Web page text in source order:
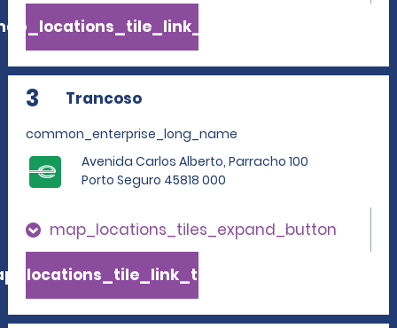
3 Trancoso
common_enterprise_long_name
Avenida Carlos Alberto, Parracho 100
Porto Seguro 45818 000
map_locations_tiles_expand_button